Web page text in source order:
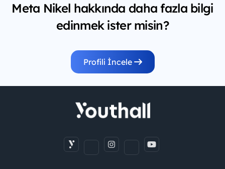
Meta Nikel hakkında daha fazla bilgi
edinmek ister misin?
Profili İncele